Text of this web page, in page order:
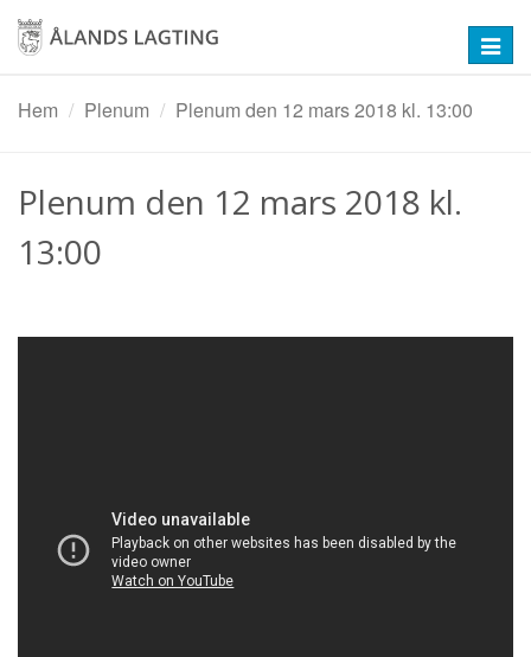
Hoppa
huvudinnehåll
Hem
Plenum Plenum den 12 mars 2018 kl. 13:00
Plenum den 12 mars 2018 kl.
13:00